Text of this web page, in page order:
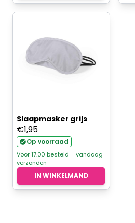
Slaapmasker grijs
€1,95
Op voorraad
Voor 17.00 besteld = vandaag
verzonden
IN WINKELMAND